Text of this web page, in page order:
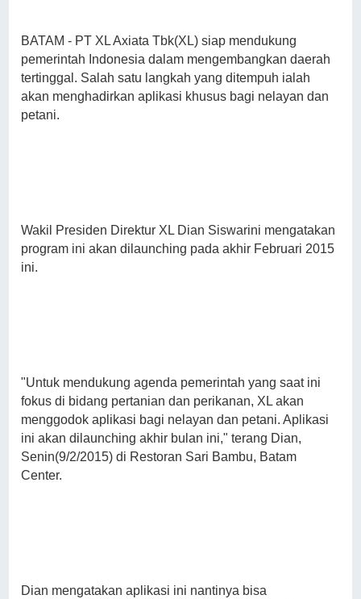
BATAM - PT XL Axiata Tbk(XL) siap mendukung
pemerintah Indonesia dalam mengembangkan daerah
tertinggal. Salah satu langkah yang ditempuh ialah
akan menghadirkan aplikasi khusus bagi nelayan dan
petani.
Wakil Presiden Direktur XL Dian Siswarini mengatakan
program ini akan dilaunching pada akhir Februari 2015
ini.
"Untuk mendukung agenda pemerintah yang saat ini
fokus di bidang pertanian dan perikanan, XL akan
menggodok aplikasi bagi nelayan dan petani. Aplikasi
ini akan dilaunching akhir bulan ini," terang Dian,
Senin(9/2/2015) di Restoran Sari Bambu, Batam
Center.
Dian mengatakan aplikasi ini nantinya bisa